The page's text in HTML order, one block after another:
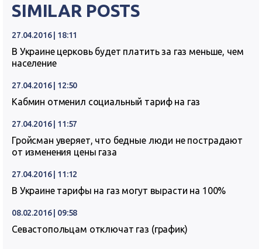
SIMILAR POSTS
27.04.2016 | 18:11
В Украине церковь будет платить за газ меньше, чем
население
27.04.2016 | 12:50
Кабмин отменил социальный тариф на газ
27.04.2016 | 11:57
Гройсман уверяет, что бедные люди не пострадают
от изменения цены газа
27.04.2016 | 11:12
В Украине тарифы на газ могут вырасти на 100%
08.02.2016 | 09:58
Севастопольцам отключат газ (график)